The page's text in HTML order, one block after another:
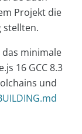
Projekt die
stellten.
minimale
16 GCC 8.3
und